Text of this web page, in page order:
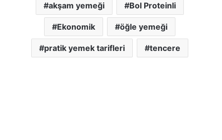
akşam yemeği Bol Proteinli
Ekonomik öğle yemeği
pratik yemek tarifleri tencere